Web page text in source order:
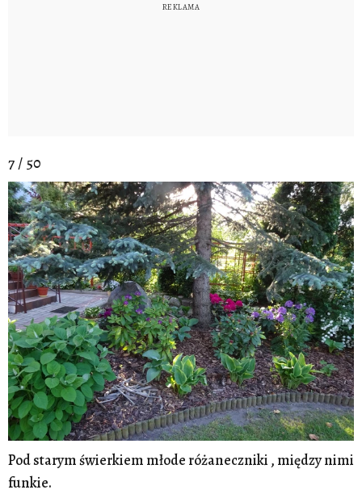
7 / 50
Pod starym świerkiem młode różaneczniki , między nimi
funkie.